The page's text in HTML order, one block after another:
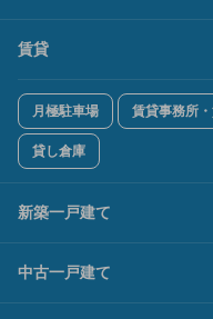
賃貸
月極駐車場 賃貸事務所
貸し倉庫
新築一戸建て
中古一戸建て